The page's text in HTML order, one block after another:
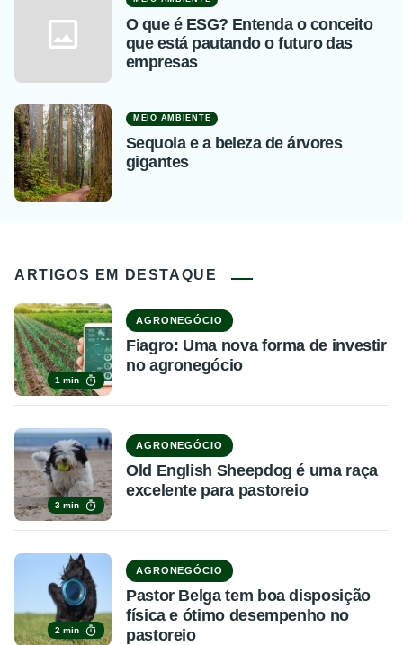
O que é ESG? Entenda o conceito
que está pautando o futuro das
empresas
MEIO AMBIENTE
Sequoia e a beleza de árvores
gigantes
ARTIGOS EM DESTAQUE
1 min
AGRONEGÓCIO
Fiagro: Uma nova forma de investir
no agronegócio
3 min
AGRONEGÓCIO
Old English Sheepdog é uma raça
excelente para pastoreio
2 min
AGRONEGÓCIO
Pastor Belga tem boa disposição
física e ótimo desempenho no
pastoreio